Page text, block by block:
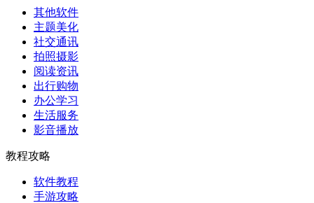
其他软件
主题美化
社交通讯
拍照摄影
阅读资讯
出行购物
办公学习
生活服务
影音播放
教程攻略
软件教程
手游攻略